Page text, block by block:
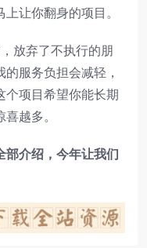
让你翻身的项目。
放弃了不执行的朋
服务负担会减轻，
个项目希望你能长期
越多。
部介绍 ， 今年让我们